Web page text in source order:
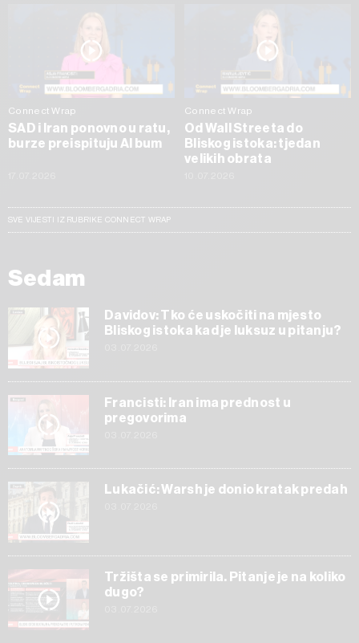
Connect Wrap
SAD i Iran ponovno u ratu,
burze preispituju AI bum
Connect Wrap
Od Wall Streeta do
Bliskog istoka: tjedan
velikih obrata
SVE VIJESTI IZ RUBRIKE CONNECT WRAP
Sedam
Davidov: Tko će uskočiti na mjesto
Bliskog istoka kad je luksuz u pitanju?
Francisti: Iran ima prednost u
pregovorima
Lukačić: Warsh je donio kratak predah
Tržišta se primirila. Pitanje je na koliko
dugo?